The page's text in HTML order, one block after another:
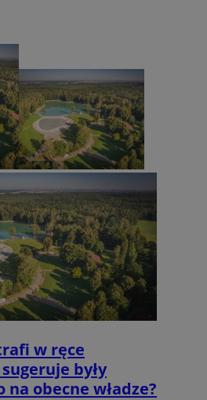
w ręce
były
obecne władze?